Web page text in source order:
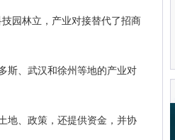
园林立，产业对接替代了招商
斯、武汉和徐州等地的产业对
地、政策，还提供资金，并协